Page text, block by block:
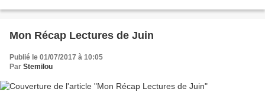
Mon Récap Lectures de Juin
Publié le 01/07/2017 à 10:05
Par Stemilou